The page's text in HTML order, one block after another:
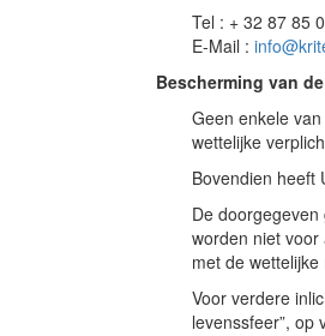
Tel : + 32 87 85
E-Mail :
Bescherming van
Geen enkele
wettelijke
Bovendien heeft
De
worden niet
met de
Voor verdere
levenssfeer”, op